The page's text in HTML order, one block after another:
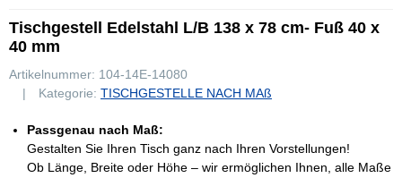
Tischgestell Edelstahl L/B 138 x 78 cm- Fuß 40 x
40 mm
Artikelnummer: 104-14E-14080
Kategorie: TISCHGESTELLE NACH MAß
Passgenau nach Maß:
Gestalten Sie Ihren Tisch ganz nach Ihren Vorstellungen!
Ob Länge, Breite oder Höhe – wir ermöglichen Ihnen, alle Maße